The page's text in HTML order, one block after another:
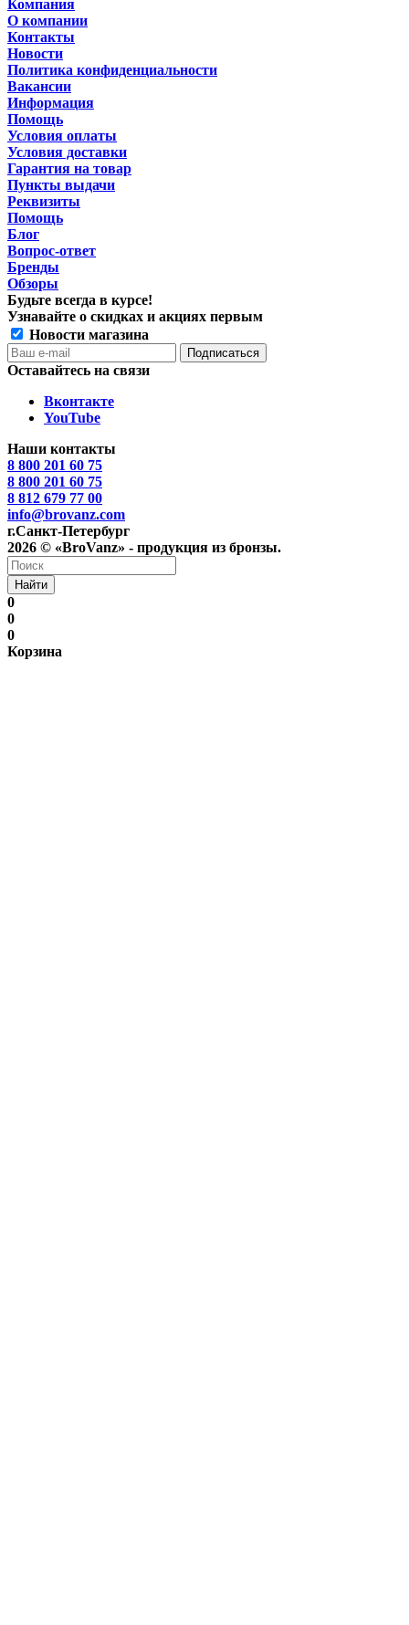
Компания
О компании
Контакты
Новости
Политика конфиденциальности
Вакансии
Информация
Помощь
Условия оплаты
Условия доставки
Гарантия на товар
Пункты выдачи
Реквизиты
Помощь
Блог
Вопрос-ответ
Бренды
Обзоры
Будьте всегда в курсе!
Узнавайте о скидках и акциях первым
Новости магазина
Оставайтесь на связи
Вконтакте
YouTube
Наши контакты
8 800 201 60 75
8 800 201 60 75
8 812 679 77 00
info@brovanz.com
г.Санкт-Петербург
2026 © «BroVanz» - продукция из бронзы.
Найти
0
0
0
Корзина